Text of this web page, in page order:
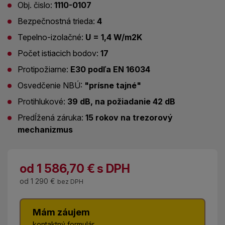
od 1 586,70 € s DPH
od 1 290 € bez DPH
Mám záujem
Obj. čislo: 1110-0107
Bezpečnostná trieda: 4
Tepelno-izolačné: U = 1,4 W/m2K
Počet istiacich bodov: 17
Protipožiarne: E30 podľa EN 16034
Osvedčenie NBÚ: "prísne tajné"
Protihlukové: 39 dB, na požiadanie 42 dB
Predĺžená záruka: 15 rokov na trezorový
mechanizmus